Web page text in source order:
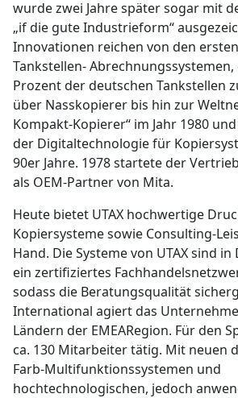
wurde zwei Jahre später sogar mit
„if die gute Industrieform“
Innovationen reichen von den
Tankstellen- Abrechnungssystemen,
Prozent der deutschen Tankstellen
über Nasskopierer bis hin zur
Kompakt-Kopierer“ im Jahr 1980
der Digitaltechnologie für
90er Jahre. 1978 startete der
als OEM-Partner von Mita.
Heute bietet UTAX hochwertige
Kopiersysteme sowie Consulting-
Hand. Die Systeme von UTAX sind
ein zertifiziertes
sodass die Beratungsqualität
International agiert das
Ländern der EMEARegion. Für den
ca. 130 Mitarbeiter tätig. Mit neuen
Farb-Multifunktionssystemen und
hochtechnologischen, jedoch